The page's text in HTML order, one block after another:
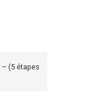
– (5 étapes